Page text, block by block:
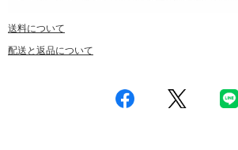
送料について
配送と返品について